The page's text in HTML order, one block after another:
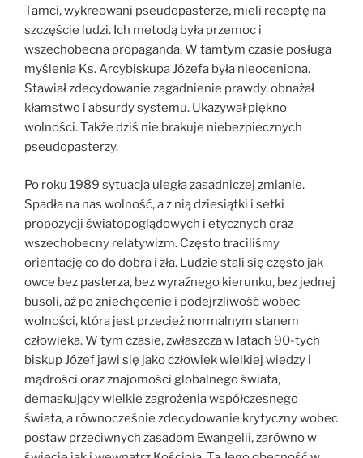
Tamci, wykreowani pseudopasterze, mieli receptę na
szczęście ludzi. Ich metodą była przemoc i
wszechobecna propaganda. W tamtym czasie posługa
myślenia Ks. Arcybiskupa Józefa była nieoceniona.
Stawiał zdecydowanie zagadnienie prawdy, obnażał
kłamstwo i absurdy systemu. Ukazywał piękno
wolności. Także dziś nie brakuje niebezpiecznych
pseudopasterzy.
Po roku 1989 sytuacja uległa zasadniczej zmianie.
Spadła na nas wolność, a z nią dziesiątki i setki
propozycji światopoglądowych i etycznych oraz
wszechobecny relatywizm. Często traciliśmy
orientację co do dobra i zła. Ludzie stali się często jak
owce bez pasterza, bez wyraźnego kierunku, bez jednej
busoli, aż po zniechęcenie i podejrzliwość wobec
wolności, która jest przecież normalnym stanem
człowieka. W tym czasie, zwłaszcza w latach 90-tych
biskup Józef jawi się jako człowiek wielkiej wiedzy i
mądrości oraz znajomości globalnego świata,
demaskujący wielkie zagrożenia współczesnego
świata, a równocześnie zdecydowanie krytyczny wobec
postaw przeciwnych zasadom Ewangelii, zarówno w